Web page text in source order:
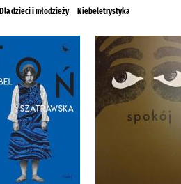
Dla dzieci i młodzieży Niebeletrystyka